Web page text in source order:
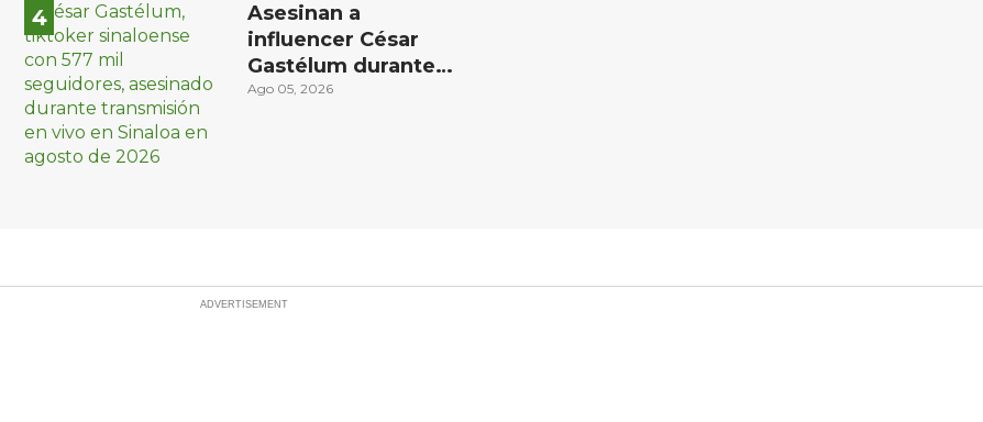
Asesinan a
influencer César
Gastélum durante
transmisión en vivo
Ago 05, 2026